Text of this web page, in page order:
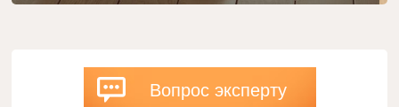
Вопрос эксперту